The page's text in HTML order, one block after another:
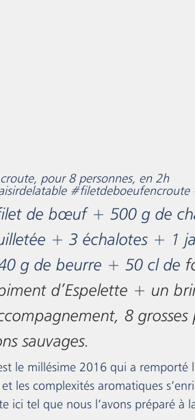
pour 8 personnes, en 2h
#filetdeboeufencroute
de bœuf + 500 g de
+ 3 échalotes + 1
g de beurre + 50 cl de
d’Espelette + un
8
sauvages.
le millésime 2016 qui a
les complexités aromatiques
ici tel que nous l’avons préparé à